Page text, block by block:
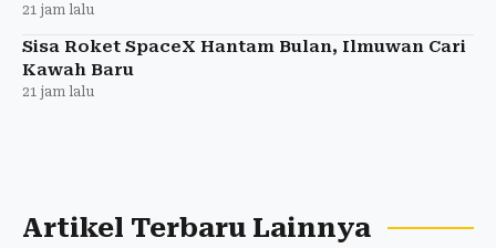
21 jam lalu
Sisa Roket SpaceX Hantam Bulan, Ilmuwan Cari
Kawah Baru
21 jam lalu
Artikel Terbaru Lainnya